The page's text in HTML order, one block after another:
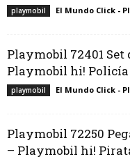
playmobil El Mundo Click -
Playmobil 72401
Playmobil hi! Policía
playmobil El Mundo Click -
Playmobil 72250
– Playmobil hi!